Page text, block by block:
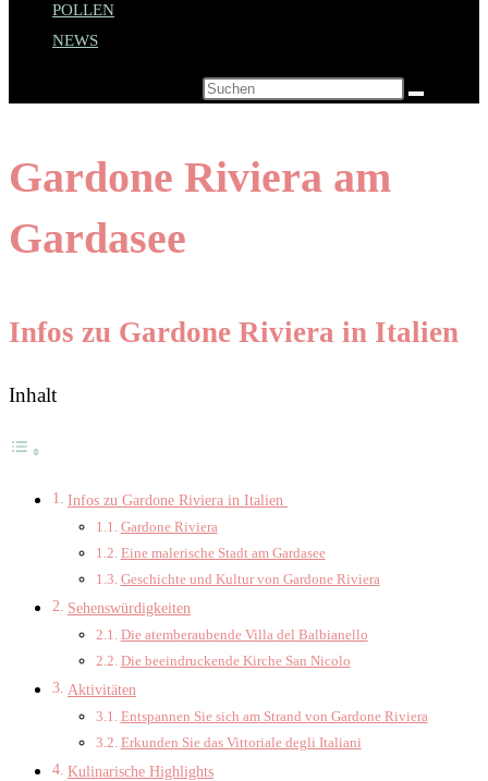
POLLEN
NEWS
Gardone Riviera am
Gardasee
Infos zu Gardone Riviera in Italien
Inhalt
Infos zu Gardone Riviera in Italien
Gardone Riviera
Eine malerische Stadt am Gardasee
Geschichte und Kultur von Gardone Riviera
Sehenswürdigkeiten
Die atemberaubende Villa del Balbianello
Die beeindruckende Kirche San Nicolo
Aktivitäten
Entspannen Sie sich am Strand von Gardone Riviera
Erkunden Sie das Vittoriale degli Italiani
Kulinarische Highlights